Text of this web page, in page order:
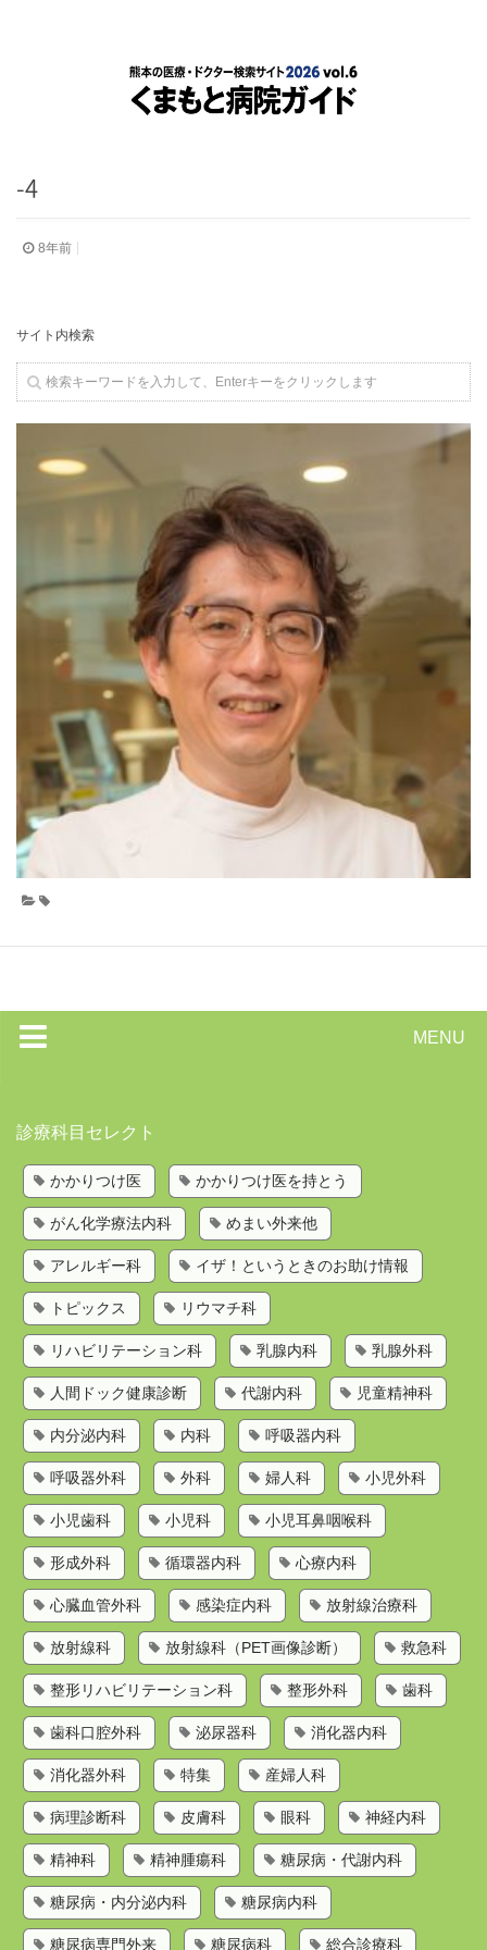
-4
8年前
サイト内検索
MENU
かかりつけ医を持とう
歯科検索
診療科目から探す
お問い合わせ
運営会社
診療科目セレクト
かかりつけ医 かかりつけ医を持とう
がん化学療法内科 めまい外来他
アレルギー科 イザ！というときのお助け情報
トピックス リウマチ科
リハビリテーション科 乳腺内科 乳腺外科
人間ドック健康診断 代謝内科 児童精神科
内分泌内科 内科 呼吸器内科
呼吸器外科 外科 婦人科 小児外科
小児歯科 小児科 小児耳鼻咽喉科
形成外科 循環器内科 心療内科
心臓血管外科 感染症内科 放射線治療科
放射線科 放射線科（PET画像診断） 救急科
整形リハビリテーション科 整形外科 歯科
歯科口腔外科 泌尿器科 消化器内科
消化器外科 特集 産婦人科
病理診断科 皮膚科 眼科 神経内科
精神科 精神腫瘍科 糖尿病・代謝内科
糖尿病・内分泌内科 糖尿病内科
糖尿病専門外来 糖尿病科 総合診療科